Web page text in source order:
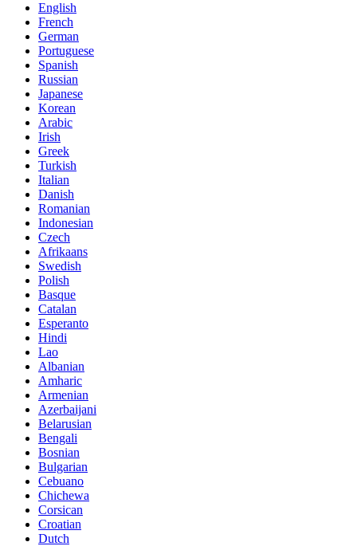
English
French
German
Portuguese
Spanish
Russian
Japanese
Korean
Arabic
Irish
Greek
Turkish
Italian
Danish
Romanian
Indonesian
Czech
Afrikaans
Swedish
Polish
Basque
Catalan
Esperanto
Hindi
Lao
Albanian
Amharic
Armenian
Azerbaijani
Belarusian
Bengali
Bosnian
Bulgarian
Cebuano
Chichewa
Corsican
Croatian
Dutch